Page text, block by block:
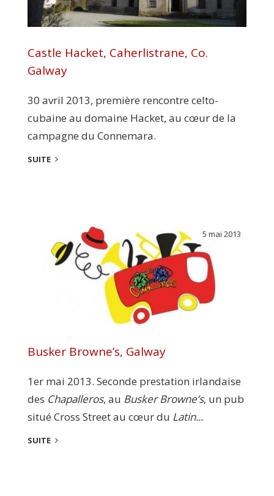
Castle Hacket, Caherlistrane, Co.
Galway
30 avril 2013, première rencontre celto-
cubaine au domaine Hacket, au cœur de la
campagne du Connemara.
SUITE
Busker Browne’s, Galway
1er mai 2013. Seconde prestation irlandaise
des Chapalleros, au Busker Browne’s, un pub
situé Cross Street au cœur du Latin...
5 mai 2013
SUITE